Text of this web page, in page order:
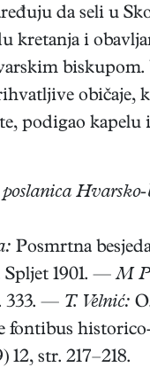
da seli u
kretanja i
običaje,
podigao
Posmrtna
Spljet 1901. —M
333. — T. Velnić:
fontibus
12, str. 217–218.